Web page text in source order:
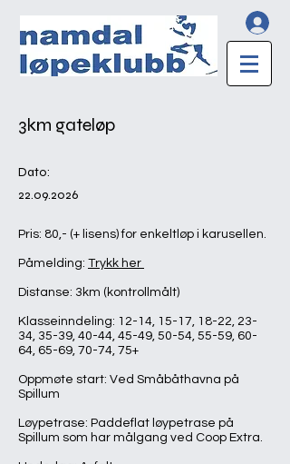
3km gateløp
Dato:
22.09.2026
Pris: 80,- (+ lisens) for enkeltløp i karusellen.
Påmelding: Trykk her
Distanse: 3km (kontrollmålt)
Klasseinndeling: 12-14, 15-17, 18-22, 23-
34, 35-39, 40-44, 45-49, 50-54, 55-59, 60-
64, 65-69, 70-74, 75+
Oppmøte start: Ved Småbåthavna på
Spillum
Løypetrase: Paddeflat løypetrase på
Spillum som har målgang ved Coop Extra.